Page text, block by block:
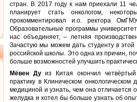
стран. В 2017 году к нам приехали 11
планирует стать онкологом,
прокомментировал и.о. ректора
Образовательные программы
нас объединяет, – летняя
Зачастую мы можем дать студенту в
российской школы. Это одна из причин,
больше возможностей улучшить
Мёвен Дуиз Китая окончил четвёртый
практику в Клиническом
медициной и узнать, чем она отличается
желудка и хотел бы больше узнать об